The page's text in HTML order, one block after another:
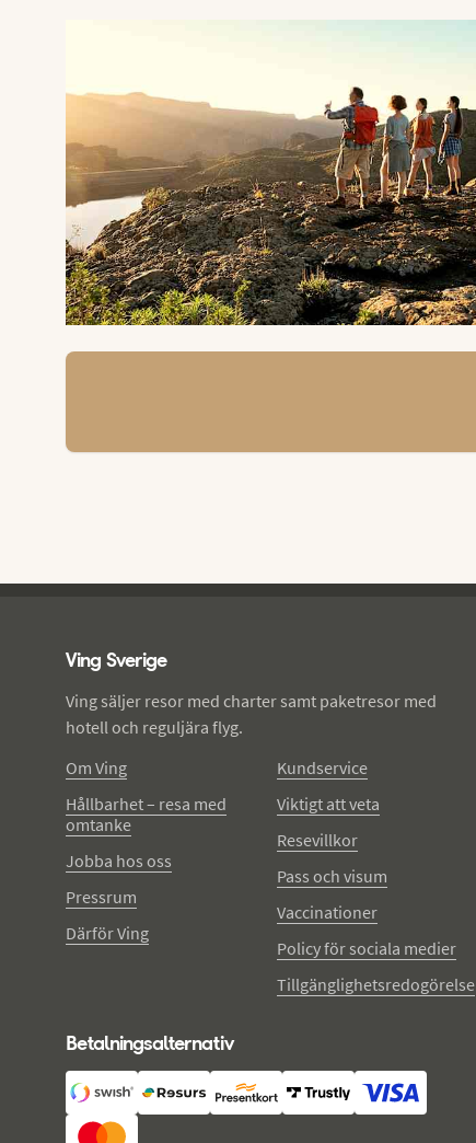
Ving Sverige
Ving säljer resor med charter samt paketresor med
hotell och reguljära flyg.
Om Ving
Hållbarhet – resa med
omtanke
Jobba hos oss
Pressrum
Därför Ving
Kundservice
Viktigt att veta
Resevillkor
Pass och visum
Vaccinationer
Policy för sociala medier
Tillgänglighetsredogörelse
Betalningsalternativ